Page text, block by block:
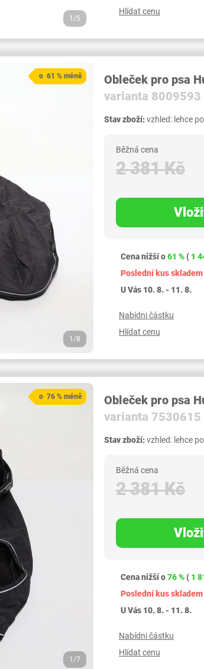
1/5
Hlídat cenu
1/8
o 61 % méně
Obleček pro psa
varianta 8009593
Stav zboží:vzhled: lehce
Běžná cena
2 381 Kč
Cena nižší o61 % ( 1
Poslední kus skladem
U Vás 10. 8. - 11. 8.
Nabídni částku
Hlídat cenu
1/7
o 76 % méně
Obleček pro psa
varianta 7530615
Stav zboží:vzhled: lehce
Běžná cena
2 381 Kč
Cena nižší o76 % ( 1
Poslední kus skladem
U Vás 10. 8. - 11. 8.
Nabídni částku
Hlídat cenu